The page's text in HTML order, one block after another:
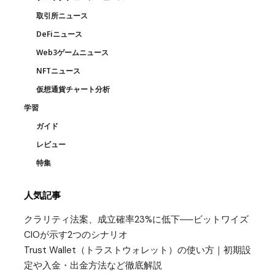
取引所ニュース
DeFiニュース
Web3ゲームニュース
NFTニュース
仮想通貨チャート分析
学習
ガイド
レビュー
特集
人気記事
クラリティ法案、成立確率23%に低下──ビットワイズ
CIOが示す2つのシナリオ
Trust Wallet（トラストウォレット）の使い方｜初期設
定や入金・出金方法など徹底解説